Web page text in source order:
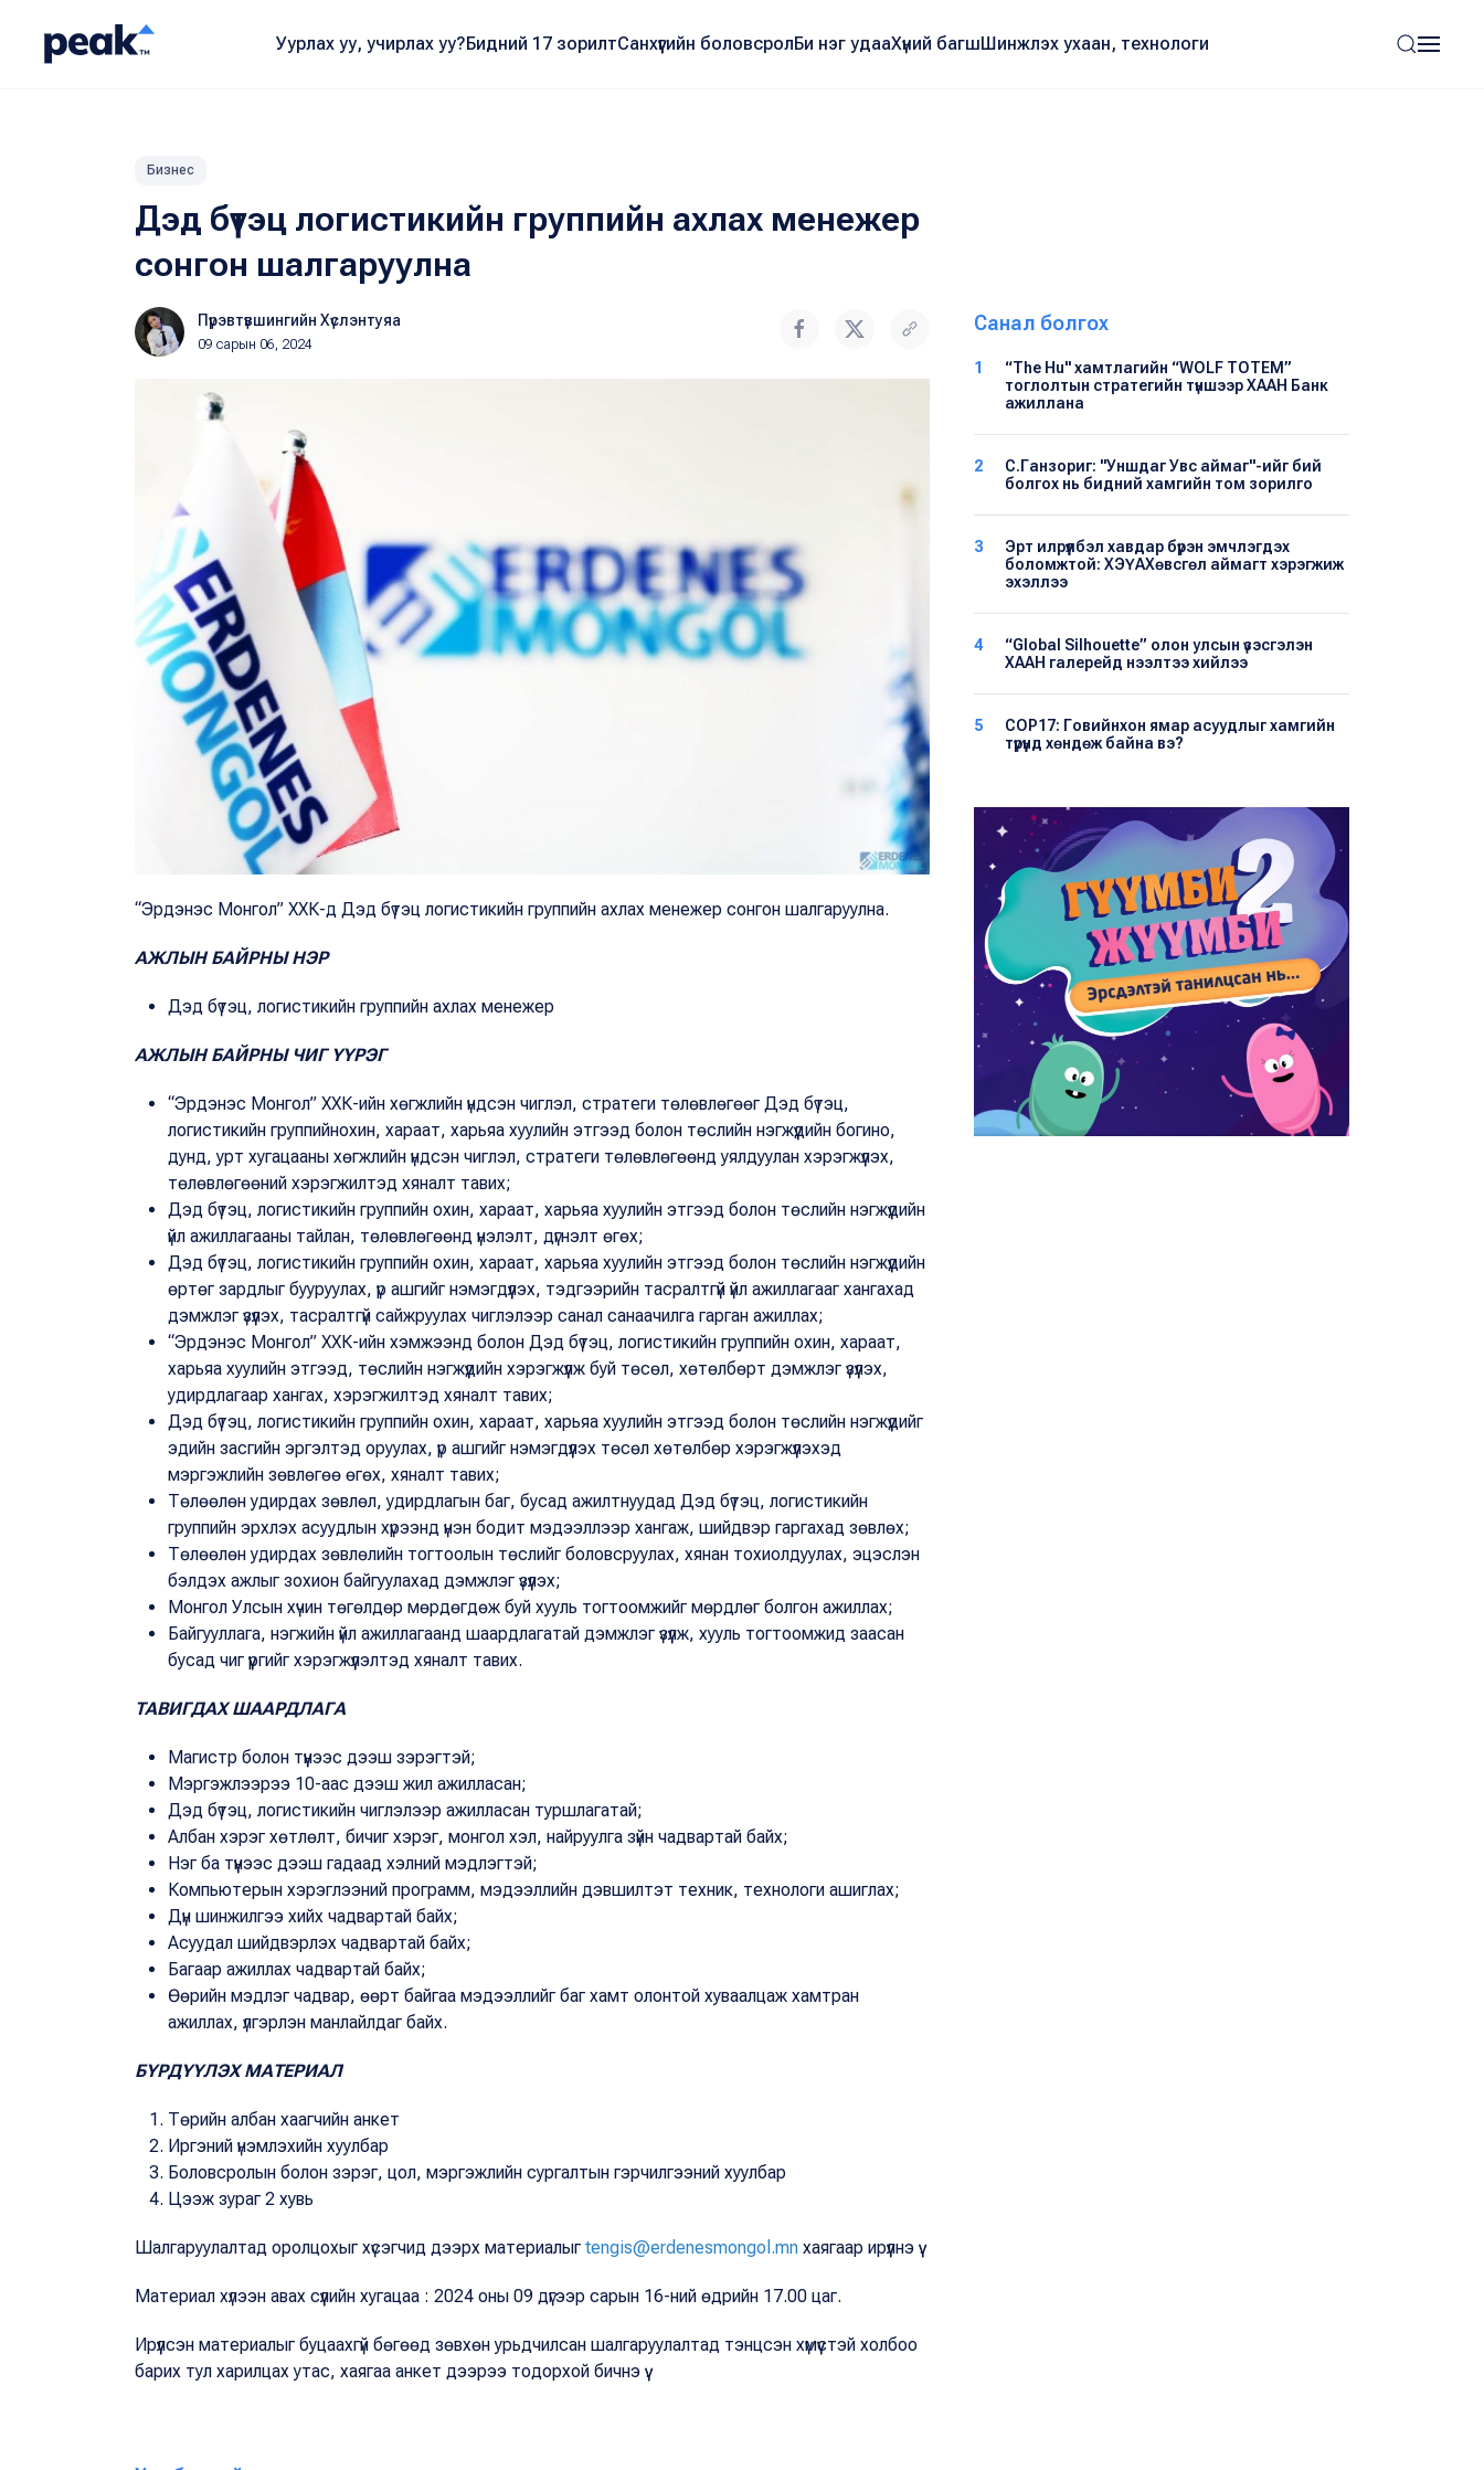
Уурлах уу, учирлах уу?Бидний 17 зорилтСанхүүгийн боловсролБи нэг удааХүний багшШинжлэх ухаан, технологи
Бизнес
Дэд бүтэц логистикийн группийн ахлах менежер
сонгон шалгаруулна
Пүрэвтүвшингийн Хүслэнтуяа
09 сарын 06, 2024
“Эрдэнэс Монгол” ХХК-д Дэд бүтэц логистикийн группийн ахлах менежер сонгон шалгаруулна.
АЖЛЫН БАЙРНЫ НЭР
Дэд бүтэц, логистикийн группийн ахлах менежер
АЖЛЫН БАЙРНЫ ЧИГ ҮҮРЭГ
“Эрдэнэс Монгол” ХХК-ийн хөгжлийн үндсэн чиглэл, стратеги төлөвлөгөөг Дэд бүтэц,
логистикийн группийнохин, хараат, харьяа хуулийн этгээд болон төслийн нэгжүүдийн богино,
дунд, урт хугацааны хөгжлийн үндсэн чиглэл, стратеги төлөвлөгөөнд уялдуулан хэрэгжүүлэх,
төлөвлөгөөний хэрэгжилтэд хяналт тавих;
Дэд бүтэц, логистикийн группийн охин, хараат, харьяа хуулийн этгээд болон төслийн нэгжүүдийн
үйл ажиллагааны тайлан, төлөвлөгөөнд үнэлэлт, дүгнэлт өгөх;
Дэд бүтэц, логистикийн группийн охин, хараат, харьяа хуулийн этгээд болон төслийн нэгжүүдийн
өртөг зардлыг бууруулах, үр ашгийг нэмэгдүүлэх, тэдгээрийн тасралтгүй үйл ажиллагааг хангахад
дэмжлэг үзүүлэх, тасралтгүй сайжруулах чиглэлээр санал санаачилга гарган ажиллах;
“Эрдэнэс Монгол” ХХК-ийн хэмжээнд болон Дэд бүтэц, логистикийн группийн охин, хараат,
харьяа хуулийн этгээд, төслийн нэгжүүдийн хэрэгжүүлж буй төсөл, хөтөлбөрт дэмжлэг үзүүлэх,
удирдлагаар хангах, хэрэгжилтэд хяналт тавих;
Дэд бүтэц, логистикийн группийн охин, хараат, харьяа хуулийн этгээд болон төслийн нэгжүүдийг
эдийн засгийн эргэлтэд оруулах, үр ашгийг нэмэгдүүлэх төсөл хөтөлбөр хэрэгжүүлэхэд
мэргэжлийн зөвлөгөө өгөх, хяналт тавих;
Төлөөлөн удирдах зөвлөл, удирдлагын баг, бусад ажилтнуудад Дэд бүтэц, логистикийн
группийн эрхлэх асуудлын хүрээнд үнэн бодит мэдээллээр хангаж, шийдвэр гаргахад зөвлөх;
Төлөөлөн удирдах зөвлөлийн тогтоолын төслийг боловсруулах, хянан тохиолдуулах, эцэслэн
бэлдэх ажлыг зохион байгуулахад дэмжлэг үзүүлэх;
Монгол Улсын хүчин төгөлдөр мөрдөгдөж буй хууль тогтоомжийг мөрдлөг болгон ажиллах;
Байгууллага, нэгжийн үйл ажиллагаанд шаардлагатай дэмжлэг үзүүлж, хууль тогтоомжид заасан
бусад чиг үүргийг хэрэгжүүлэлтэд хяналт тавих.
ТАВИГДАХ ШААРДЛАГА
Магистр болон түүнээс дээш зэрэгтэй;
Мэргэжлээрээ 10-аас дээш жил ажилласан;
Дэд бүтэц, логистикийн чиглэлээр ажилласан туршлагатай;
Албан хэрэг хөтлөлт, бичиг хэрэг, монгол хэл, найруулга зүйн чадвартай байх;
Нэг ба түүнээс дээш гадаад хэлний мэдлэгтэй;
Компьютерын хэрэглээний программ, мэдээллийн дэвшилтэт техник, технологи ашиглах;
Дүн шинжилгээ хийх чадвартай байх;
Асуудал шийдвэрлэх чадвартай байх;
Багаар ажиллах чадвартай байх;
Өөрийн мэдлэг чадвар, өөрт байгаа мэдээллийг баг хамт олонтой хуваалцаж хамтран
ажиллах, үлгэрлэн манлайлдаг байх.
БҮРДҮҮЛЭХ МАТЕРИАЛ
Төрийн албан хаагчийн анкет
Иргэний үнэмлэхийн хуулбар
Боловсролын болон зэрэг, цол, мэргэжлийн сургалтын гэрчилгээний хуулбар
Цээж зураг 2 хувь
Шалгаруулалтад оролцохыг хүсэгчид дээрх материалыг tengis@erdenesmongol.mn хаягаар ирүүлнэ үү.
Материал хүлээн авах сүүлийн хугацаа : 2024 оны 09 дүгээр сарын 16-ний өдрийн 17.00 цаг.
Ирүүлсэн материалыг буцаахгүй бөгөөд зөвхөн урьдчилсан шалгаруулалтад тэнцсэн хүмүүстэй холбоо
барих тул харилцах утас, хаягаа анкет дээрээ тодорхой бичнэ үү.
Санал болгох
1
“The Hu" хамтлагийн “WOLF TOTEM”
тоглолтын стратегийн түншээр ХААН Банк
ажиллана
2
С.Ганзориг: "Уншдаг Увс аймаг"-ийг бий
болгох нь бидний хамгийн том зорилго
3
Эрт илрүүлбэл хавдар бүрэн эмчлэгдэх
боломжтой: ХЭҮА​Хөвсгөл аймагт хэрэгжиж
эхэллээ
4
“Global Silhouette” олон улсын үзэсгэлэн
ХААН галерейд нээлтээ хийлээ
5
COP17: Говийнхон ямар асуудлыг хамгийн
түрүүнд хөндөж байна вэ?